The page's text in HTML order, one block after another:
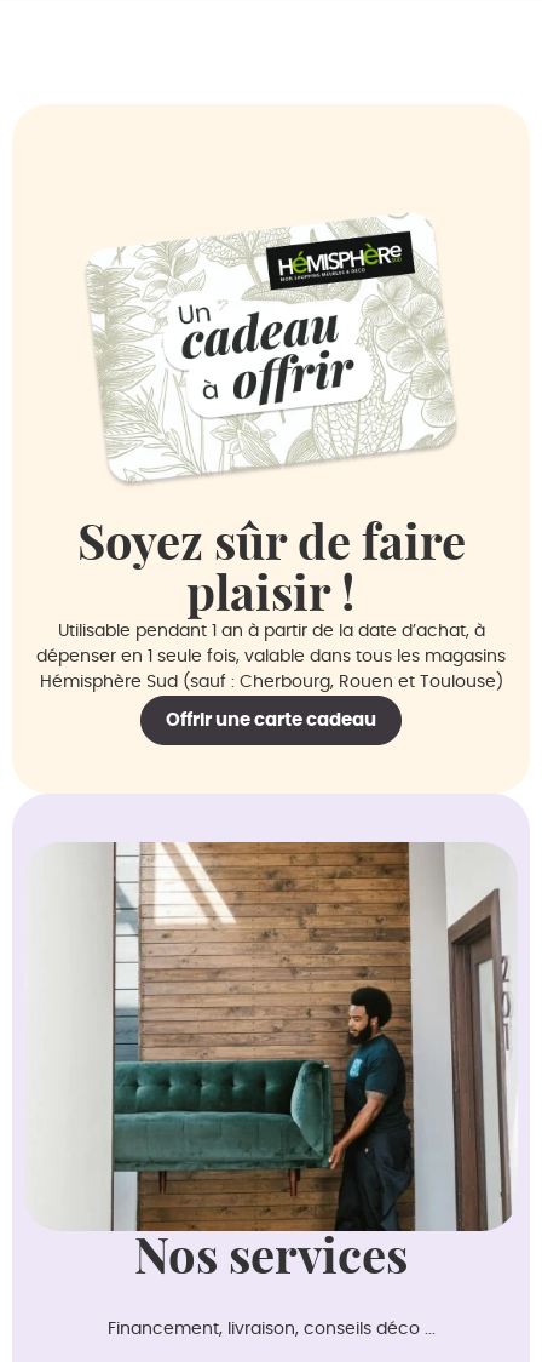
Soyez sûr de faire
plaisir !
Utilisable pendant 1 an à partir de la date d’achat, à
dépenser en 1 seule fois, valable dans tous les magasins
Hémisphère Sud (sauf : Cherbourg, Rouen et Toulouse)
Offrir une carte cadeau
Nos services
Financement, livraison, conseils déco ...